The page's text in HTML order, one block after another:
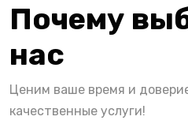
Почему
нас
Ценим ваше время и
качественные услуги!